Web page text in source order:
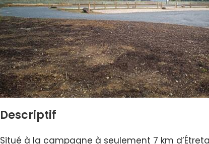
Descriptif
Situé à la campagne à seulement 7 km